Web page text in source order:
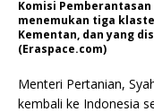
Komisi
menemukan tiga
Kementan, dan yang
(Eraspace.com)
Menteri Pertanian,
kembali ke Indonesia